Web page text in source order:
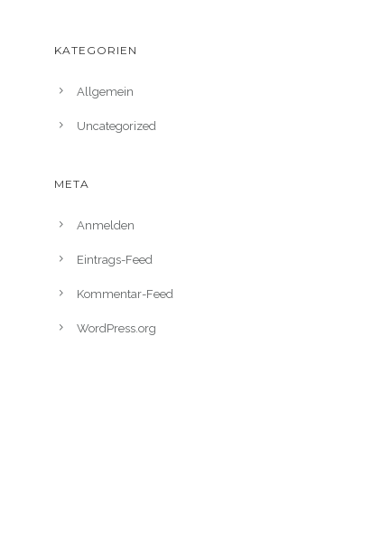
KATEGORIEN
Allgemein
Uncategorized
META
Anmelden
Eintrags-Feed
Kommentar-Feed
WordPress.org